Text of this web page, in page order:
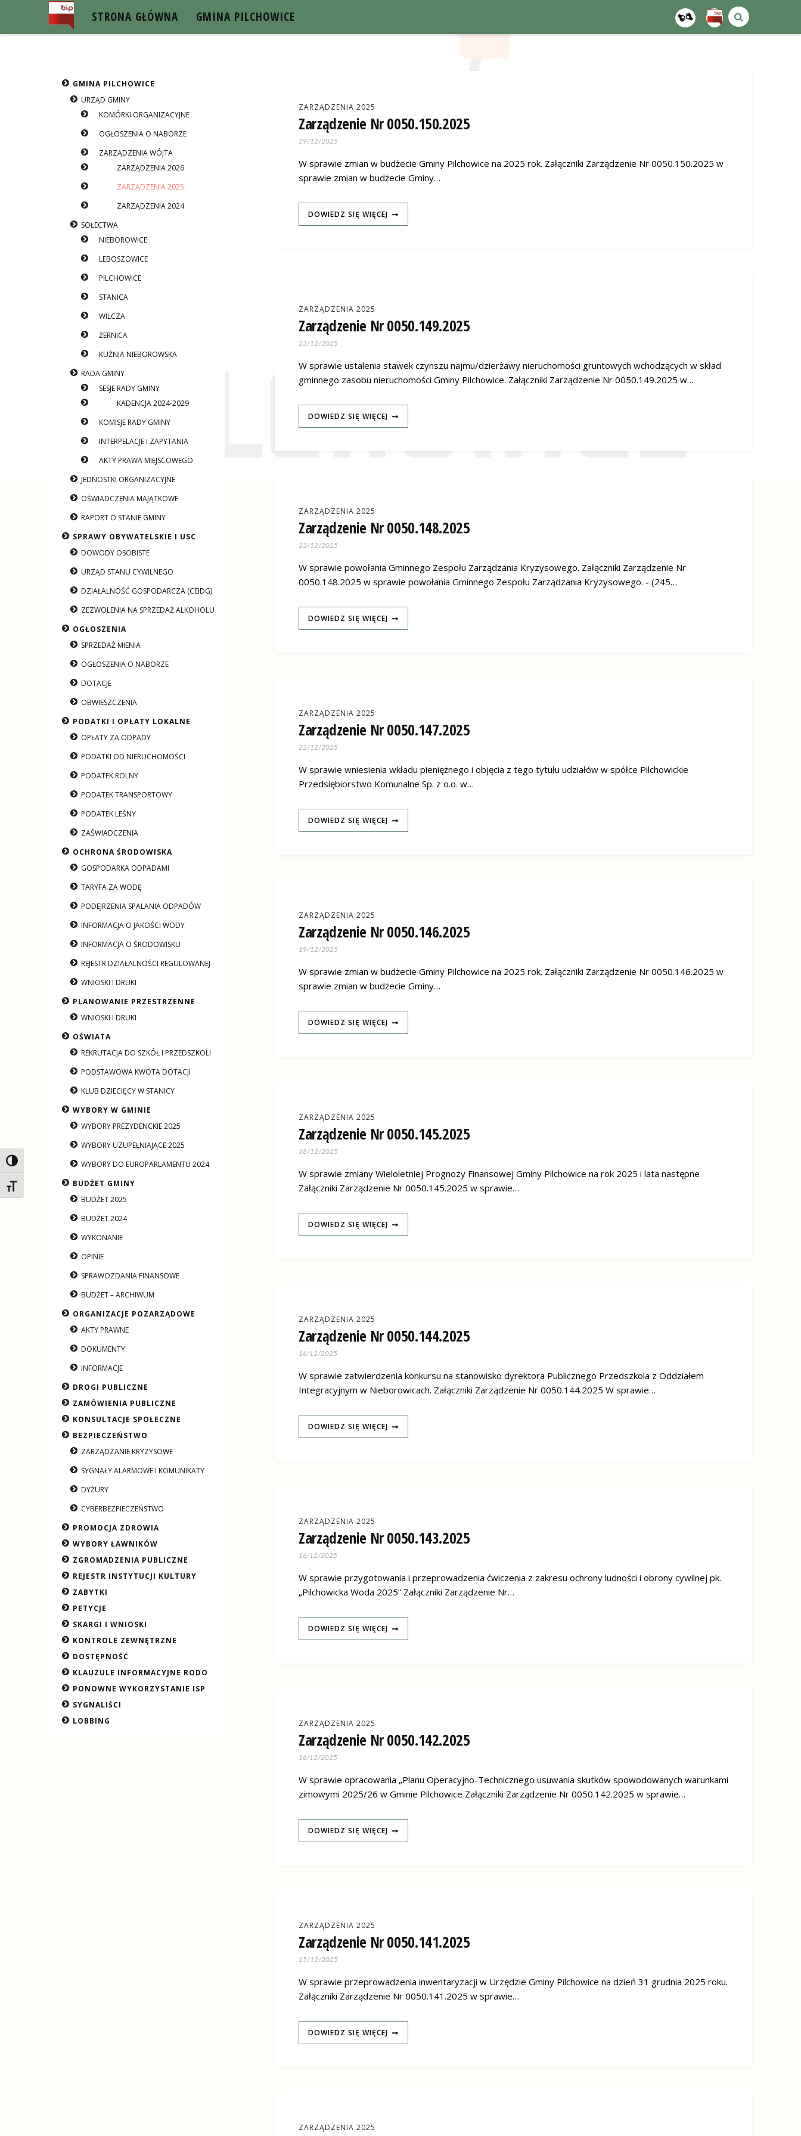
Toggle High Contrast
Toggle Font size
STRONA GŁÓWNA GMINA PILCHOWICE
BIP GMINY PILCHOWICE
GMINA PILCHOWICE
URZĄD GMINY
KOMÓRKI ORGANIZACYJNE
OGŁOSZENIA O NABORZE
ZARZĄDZENIA WÓJTA
ZARZĄDZENIA 2026
ZARZĄDZENIA 2025
ZARZĄDZENIA 2024
SOŁECTWA
NIEBOROWICE
LEBOSZOWICE
PILCHOWICE
STANICA
WILCZA
ŻERNICA
KUŹNIA NIEBOROWSKA
RADA GMINY
SESJE RADY GMINY
KADENCJA 2024-2029
KOMISJE RADY GMINY
INTERPELACJE I ZAPYTANIA
AKTY PRAWA MIEJSCOWEGO
JEDNOSTKI ORGANIZACYJNE
OŚWIADCZENIA MAJĄTKOWE
RAPORT O STANIE GMINY
SPRAWY OBYWATELSKIE I USC
DOWODY OSOBISTE
URZĄD STANU CYWILNEGO
DZIAŁALNOŚĆ GOSPODARCZA (CEIDG)
ZEZWOLENIA NA SPRZEDAŻ ALKOHOLU
OGŁOSZENIA
SPRZEDAŻ MIENIA
OGŁOSZENIA O NABORZE
DOTACJE
OBWIESZCZENIA
PODATKI I OPŁATY LOKALNE
OPŁATY ZA ODPADY
PODATKI OD NIERUCHOMOŚCI
PODATEK ROLNY
PODATEK TRANSPORTOWY
PODATEK LEŚNY
ZAŚWIADCZENIA
OCHRONA ŚRODOWISKA
GOSPODARKA ODPADAMI
TARYFA ZA WODĘ
PODEJRZENIA SPALANIA ODPADÓW
INFORMACJA O JAKOŚCI WODY
INFORMACJA O ŚRODOWISKU
REJESTR DZIAŁALNOŚCI REGULOWANEJ
WNIOSKI I DRUKI
PLANOWANIE PRZESTRZENNE
WNIOSKI I DRUKI
OŚWIATA
REKRUTACJA DO SZKÓŁ I PRZEDSZKOLI
PODSTAWOWA KWOTA DOTACJI
KLUB DZIECIĘCY W STANICY
WYBORY W GMINIE
WYBORY PREZYDENCKIE 2025
WYBORY UZUPEŁNIAJĄCE 2025
WYBORY DO EUROPARLAMENTU 2024
BUDŻET GMINY
BUDŻET 2025
BUDŻET 2024
WYKONANIE
OPINIE
SPRAWOZDANIA FINANSOWE
BUDŻET – ARCHIWUM
ORGANIZACJE POZARZĄDOWE
AKTY PRAWNE
DOKUMENTY
INFORMACJE
DROGI PUBLICZNE
ZAMÓWIENIA PUBLICZNE
KONSULTACJE SPOŁECZNE
BEZPIECZEŃSTWO
ZARZĄDZANIE KRYZYSOWE
SYGNAŁY ALARMOWE I KOMUNIKATY
DYŻURY
CYBERBEZPIECZEŃSTWO
PROMOCJA ZDROWIA
WYBORY ŁAWNIKÓW
ZGROMADZENIA PUBLICZNE
REJESTR INSTYTUCJI KULTURY
ZABYTKI
PETYCJE
SKARGI I WNIOSKI
KONTROLE ZEWNĘTRZNE
DOSTĘPNOŚĆ
KLAUZULE INFORMACYJNE RODO
PONOWNE WYKORZYSTANIE ISP
SYGNALIŚCI
LOBBING
ZARZĄDZENIA 2025
Zarządzenie Nr 0050.150.2025
29/12/2025
W sprawie zmian w budżecie Gminy Pilchowice na 2025 rok. Załączniki Zarządzenie Nr 0050.150.2025 w
sprawie zmian w budżecie Gminy…
DOWIEDZ SIĘ WIĘCEJ
ZARZĄDZENIA 2025
Zarządzenie Nr 0050.149.2025
23/12/2025
W sprawie ustalenia stawek czynszu najmu/dzierżawy nieruchomości gruntowych wchodzących w skład
gminnego zasobu nieruchomości Gminy Pilchowice. Załączniki Zarządzenie Nr 0050.149.2025 w…
DOWIEDZ SIĘ WIĘCEJ
ZARZĄDZENIA 2025
Zarządzenie Nr 0050.148.2025
23/12/2025
W sprawie powołania Gminnego Zespołu Zarządzania Kryzysowego. Załączniki Zarządzenie Nr
0050.148.2025 w sprawie powołania Gminnego Zespołu Zarządzania Kryzysowego. - (245…
DOWIEDZ SIĘ WIĘCEJ
ZARZĄDZENIA 2025
Zarządzenie Nr 0050.147.2025
22/12/2025
W sprawie wniesienia wkładu pieniężnego i objęcia z tego tytułu udziałów w spółce Pilchowickie
Przedsiębiorstwo Komunalne Sp. z o.o. w…
DOWIEDZ SIĘ WIĘCEJ
ZARZĄDZENIA 2025
Zarządzenie Nr 0050.146.2025
19/12/2025
W sprawie zmian w budżecie Gminy Pilchowice na 2025 rok. Załączniki Zarządzenie Nr 0050.146.2025 w
sprawie zmian w budżecie Gminy…
DOWIEDZ SIĘ WIĘCEJ
ZARZĄDZENIA 2025
Zarządzenie Nr 0050.145.2025
18/12/2025
W sprawie zmiany Wieloletniej Prognozy Finansowej Gminy Pilchowice na rok 2025 i lata następne
Załączniki Zarządzenie Nr 0050.145.2025 w sprawie…
DOWIEDZ SIĘ WIĘCEJ
ZARZĄDZENIA 2025
Zarządzenie Nr 0050.144.2025
16/12/2025
W sprawie zatwierdzenia konkursu na stanowisko dyrektora Publicznego Przedszkola z Oddziałem
Integracyjnym w Nieborowicach. Załączniki Zarządzenie Nr 0050.144.2025 W sprawie…
DOWIEDZ SIĘ WIĘCEJ
ZARZĄDZENIA 2025
Zarządzenie Nr 0050.143.2025
16/12/2025
W sprawie przygotowania i przeprowadzenia ćwiczenia z zakresu ochrony ludności i obrony cywilnej pk.
„Pilchowicka Woda 2025” Załączniki Zarządzenie Nr…
DOWIEDZ SIĘ WIĘCEJ
ZARZĄDZENIA 2025
Zarządzenie Nr 0050.142.2025
16/12/2025
W sprawie opracowania „Planu Operacyjno-Technicznego usuwania skutków spowodowanych warunkami
zimowymi 2025/26 w Gminie Pilchowice Załączniki Zarządzenie Nr 0050.142.2025 w sprawie…
DOWIEDZ SIĘ WIĘCEJ
ZARZĄDZENIA 2025
Zarządzenie Nr 0050.141.2025
15/12/2025
W sprawie przeprowadzenia inwentaryzacji w Urzędzie Gminy Pilchowice na dzień 31 grudnia 2025 roku.
Załączniki Zarządzenie Nr 0050.141.2025 w sprawie…
DOWIEDZ SIĘ WIĘCEJ
ZARZĄDZENIA 2025